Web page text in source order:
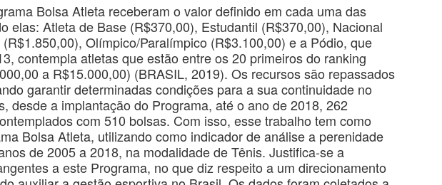
Bolsa Atleta receberam o valor definido em cada uma das
elas: Atleta de Base (R$370,00), Estudantil (R$370,00), Nacional
Olímpico/Paralímpico (R$3.100,00) e a Pódio, que
contempla atletas que estão entre os 20 primeiros do ranking
a R$15.000,00) (BRASIL, 2019). Os recursos são repassados
garantir determinadas condições para a sua continuidade no
desde a implantação do Programa, até o ano de 2018, 262
com 510 bolsas. Com isso, esse trabalho tem como
Bolsa Atleta, utilizando como indicador de análise a perenidade
de 2005 a 2018, na modalidade de Tênis. Justifica-se a
a este Programa, no que diz respeito a um direcionamento